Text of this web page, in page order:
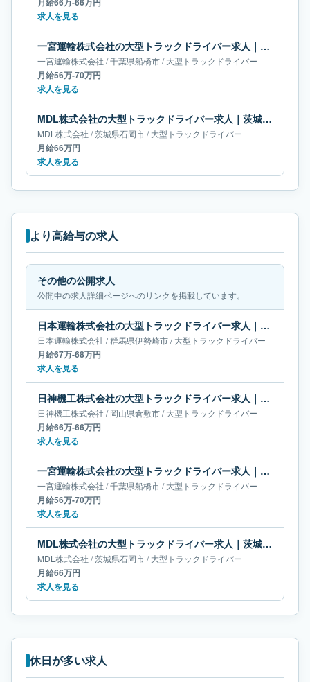
求人を見る
一宮運輸株式会社の大型トラックドライバー求人｜千葉県船橋市｜月給56万-70万円
一宮運輸株式会社 /千葉県船橋市/大型トラックドライバー
月給56万-70万円
求人を見る
MDL株式会社の大型トラックドライバー求人｜茨城県石岡市｜月給66万円
MDL株式会社 /茨城県石岡市/大型トラックドライバー
月給66万円
求人を見る
より高給与の求人
その他の公開求人
公開中の求人詳細ページへのリンクを掲載しています。
日本運輸株式会社の大型トラックドライバー求人｜群馬県伊勢崎市｜月給67万-68万円
日本運輸株式会社 /群馬県伊勢崎市/大型トラックドライバー
月給67万-68万円
求人を見る
日神機工株式会社の大型トラックドライバー求人｜岡山県倉敷市｜月給66万-66万円
日神機工株式会社 /岡山県倉敷市/大型トラックドライバー
月給66万-66万円
求人を見る
一宮運輸株式会社の大型トラックドライバー求人｜千葉県船橋市｜月給56万-70万円
一宮運輸株式会社 /千葉県船橋市/大型トラックドライバー
月給56万-70万円
求人を見る
MDL株式会社の大型トラックドライバー求人｜茨城県石岡市｜月給66万円
MDL株式会社 /茨城県石岡市/大型トラックドライバー
月給66万円
求人を見る
休日が多い求人